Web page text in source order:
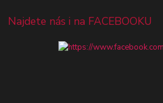
Najdete nás i na FACEBOOKU